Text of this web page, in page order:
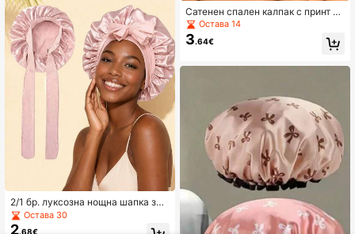
2/1 бр. луксозна нощна шапка за
сън от сатенен копринен плат, рег
улируем комфортен размер, диза
Остава 30
2.68€
Сатенен спален калпак с принт пе
перуда, 3 налични цвята, коприне
н калпак за защита на косата с ши
рока периферия, мек неплъзгащ с
щ за къдрава коса, дълга коса, за
перуда, копринен калпак за коса,
сатенен калпак за коса, спален ка
лпак за коса
Остава 14
3.64€